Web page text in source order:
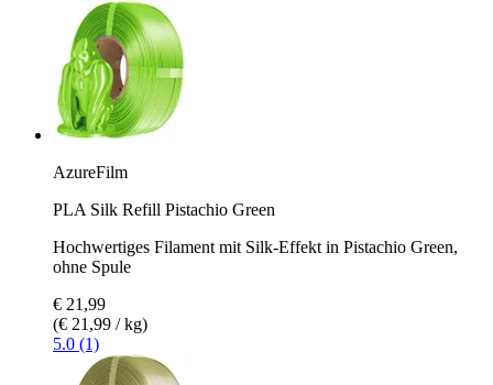
AzureFilm
PLA Silk Refill Pistachio Green
Hochwertiges Filament mit Silk-Effekt in Pistachio Green,
ohne Spule
€ 21,99
(€ 21,99 / kg)
5.0 (1)